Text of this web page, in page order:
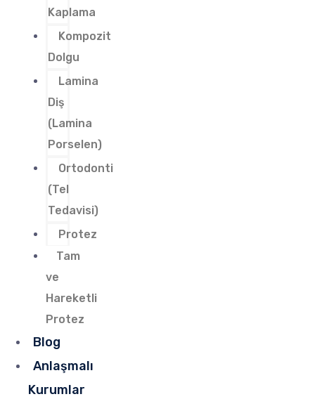
Kaplama
Kompozit
Dolgu
Lamina
Diş
(Lamina
Porselen)
Ortodonti
(Tel
Tedavisi)
Protez
Tam
ve
Hareketli
Protez
Blog
Anlaşmalı
Kurumlar